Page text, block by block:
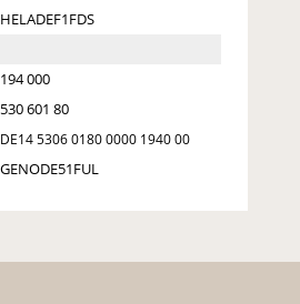
HELADEF1FDS
194 000
530 601 80
DE14 5306 0180 0000 1940 00
GENODE51FUL